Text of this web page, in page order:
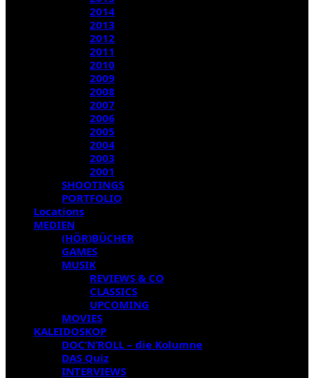
2014
2013
2012
2011
2010
2009
2008
2007
2006
2005
2004
2003
2001
SHOOTINGS
PORTFOLIO
Locations
MEDIEN
(HÖR)BÜCHER
GAMES
MUSIK
REVIEWS & CO
CLASSICS
UPCOMING
MOVIES
KALEIDOSKOP
DOC’N’ROLL – die Kolumne
DAS Quiz
INTERVIEWS